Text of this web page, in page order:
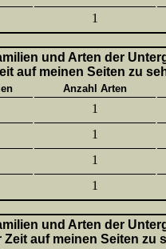
1
und Arten der
auf meinen Seiten zu
Anzahl Arten
1
1
1
1
und Arten der
auf meinen Seiten zu